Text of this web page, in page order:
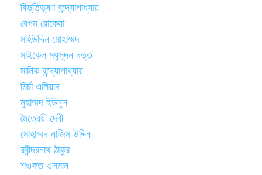
বিভূতিভূষণ বন্দ্যোপাধ্যায়
বেগম রোকেয়া
মহিউদ্দিন মোহাম্মদ
মাইকেল মধুসূদন দত্ত
মানিক বন্দ্যোপাধ্যায়
মির্চা এলিয়াদ
মুহাম্মদ ইউনুস
মৈত্রেয়ী দেবী
মোহাম্মদ নাজিম উদ্দিন
রবীন্দ্রনাথ ঠাকুর
শওকত ওসমান